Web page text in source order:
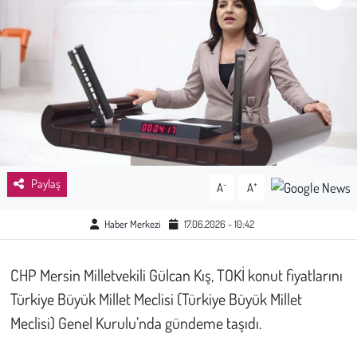
Paylaş A- A+
Haber Merkezi 17.06.2026 - 10:42
CHP Mersin Milletvekili Gülcan Kış, TOKİ konut fiyatlarını
Türkiye Büyük Millet Meclisi (Türkiye Büyük Millet
Meclisi) Genel Kurulu’nda gündeme taşıdı.
Sağlık
Emek
Spor
Bilim - Teknoloji
İnsan Hakları